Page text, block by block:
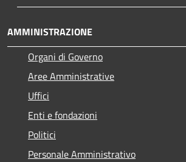
AMMINISTRAZIONE
Organi di Governo
Aree Amministrative
Uffici
Enti e fondazioni
Politici
Personale Amministrativo